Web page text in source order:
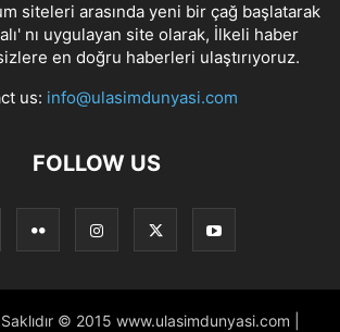
siteleri arasında yeni bir çağ başlatarak
nı uygulayan site olarak, İlkeli haber
sizlere en doğru haberleri ulaştırıyoruz.
us: info@ulasimdunyasi.com
FOLLOW US
© 2015 www.ulasimdunyasi.com |